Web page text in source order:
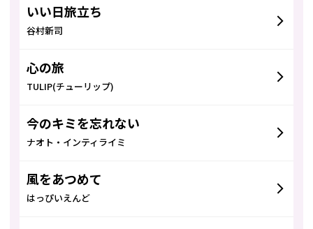
いい日旅立ち
谷村新司
心の旅
TULIP(チューリップ)
今のキミを忘れない
ナオト・インティライミ
風をあつめて
はっぴいえんど